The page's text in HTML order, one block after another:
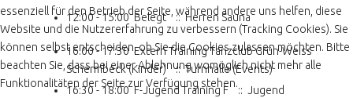
12:00 - 15:00Belegt :: Herren Sauna
16:00 - 17:30Extern Training Tanzclub Grün-Weiss
Schermbeck (Kinder) :: Turnhalle (Events)
16:30 - 18:00F-Jugend Training F :: Jugend
essenziell für den Betrieb der Seite, während andere uns helfen, diese
Website und die Nutzererfahrung zu verbessern (Tracking Cookies). Sie
können selbst entscheiden, ob Sie die Cookies zulassen möchten. Bitte
beachten Sie, dass bei einer Ablehnung womöglich nicht mehr alle
Funktionalitäten der Seite zur Verfügung stehen.